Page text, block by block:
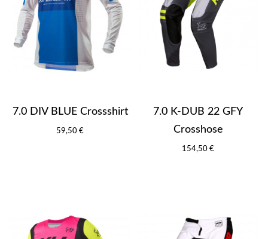
7.0 DIV BLUE Crossshirt
59,50 €
7.0 K-DUB 22 GFY
Crosshose
154,50 €